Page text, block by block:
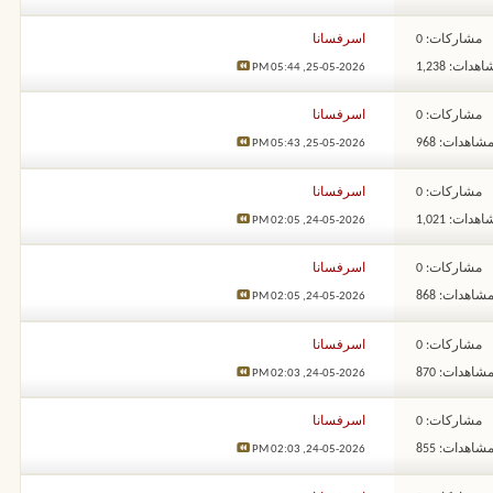
مشاركات: 0
1,238
اسرفسانا
25-05-2026,
05:44 PM
مشاركات: 0
968
اسرفسانا
25-05-2026,
05:43 PM
مشاركات: 0
1,021
اسرفسانا
24-05-2026,
02:05 PM
مشاركات: 0
868
اسرفسانا
24-05-2026,
02:05 PM
مشاركات: 0
870
اسرفسانا
24-05-2026,
02:03 PM
مشاركات: 0
855
اسرفسانا
24-05-2026,
02:03 PM